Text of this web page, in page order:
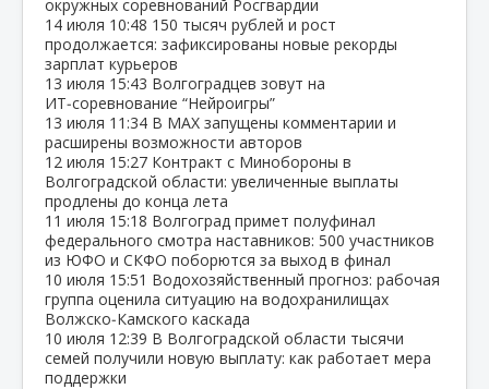
окружных соревнований Росгвардии
14 июля 10:48 150 тысяч рублей и рост
продолжается: зафиксированы новые рекорды
зарплат курьеров
13 июля 15:43 Волгоградцев зовут на
ИТ‑соревнование “Нейроигры”
13 июля 11:34 В МАХ запущены комментарии и
расширены возможности авторов
12 июля 15:27 Контракт с Минобороны в
Волгоградской области: увеличенные выплаты
продлены до конца лета
11 июля 15:18 Волгоград примет полуфинал
федерального смотра наставников: 500 участников
из ЮФО и СКФО поборются за выход в финал
10 июля 15:51 Водохозяйственный прогноз: рабочая
группа оценила ситуацию на водохранилищах
Волжско‑Камского каскада
10 июля 12:39 В Волгоградской области тысячи
семей получили новую выплату: как работает мера
поддержки